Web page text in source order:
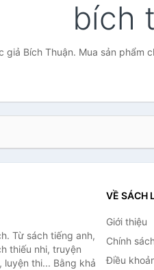
bích
giả Bích Thuận. Mua sản phẩm
Từ sách tiếng anh,
thiếu nhi, truyện
thi... Bằng khả
VỀ SÁCH
Giới thiệu
Chính
Điều